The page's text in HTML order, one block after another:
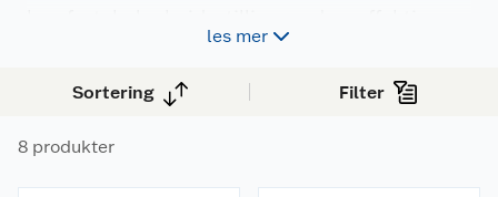
bordsag fra vårt store utvalg. Velg mellom en
rimelig løsning eller en profesjonell utgave fra
kjente merkevarer.
les mer
Sortering Filter
8 produkter